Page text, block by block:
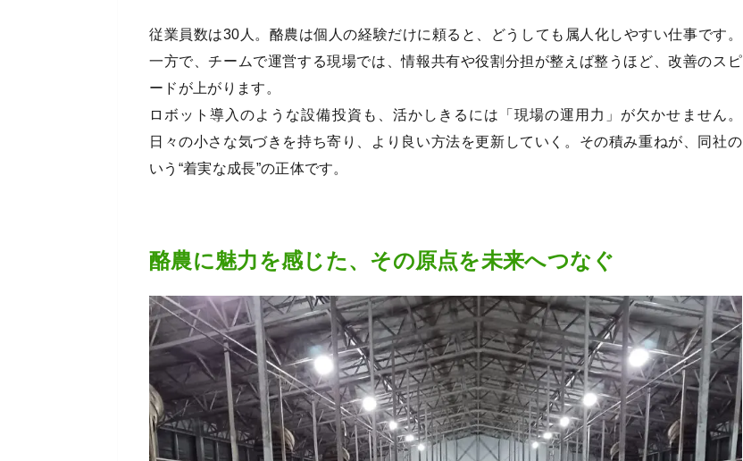
従業員数は30人。酪農は個人の経験だけに頼ると、どうしても属人化しやすい仕事です。
一方で、チームで運営する現場では、情報共有や役割分担が整えば整うほど、改善のスピ
ードが上がります。
ロボット導入のような設備投資も、活かしきるには「現場の運用力」が欠かせません。
日々の小さな気づきを持ち寄り、より良い方法を更新していく。その積み重ねが、同社の
いう“着実な成長”の正体です。
酪農に魅力を感じた、その原点を未来へつなぐ